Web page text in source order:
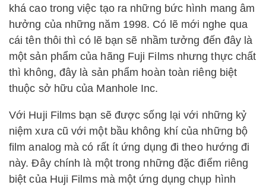
khá cao trong việc tạo ra những bức hình mang âm
hưởng của những năm 1998. Có lẽ mới nghe qua
cái tên thôi thì có lẽ bạn sẽ nhầm tưởng đến đây là
một sản phẩm của hãng Fuji Films nhưng thực chất
thì không, đây là sản phẩm hoàn toàn riêng biệt
thuộc sở hữu của Manhole Inc.
Với Huji Films bạn sẽ được sống lại với những kỷ
niệm xưa cũ với một bầu không khí của những bộ
film analog mà có rất ít ứng dụng đi theo hướng đi
này. Đây chính là một trong những đặc điểm riêng
biệt của Huji Films mà một ứng dụng chụp hình